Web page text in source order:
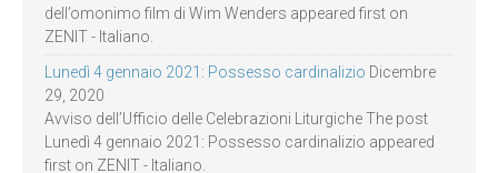
dell’omonimo film di Wim Wenders appeared first on
ZENIT - Italiano.
Lunedì 4 gennaio 2021: Possesso cardinalizio Dicembre
29, 2020
Avviso dell’Ufficio delle Celebrazioni Liturgiche The post
Lunedì 4 gennaio 2021: Possesso cardinalizio appeared
first on ZENIT - Italiano.